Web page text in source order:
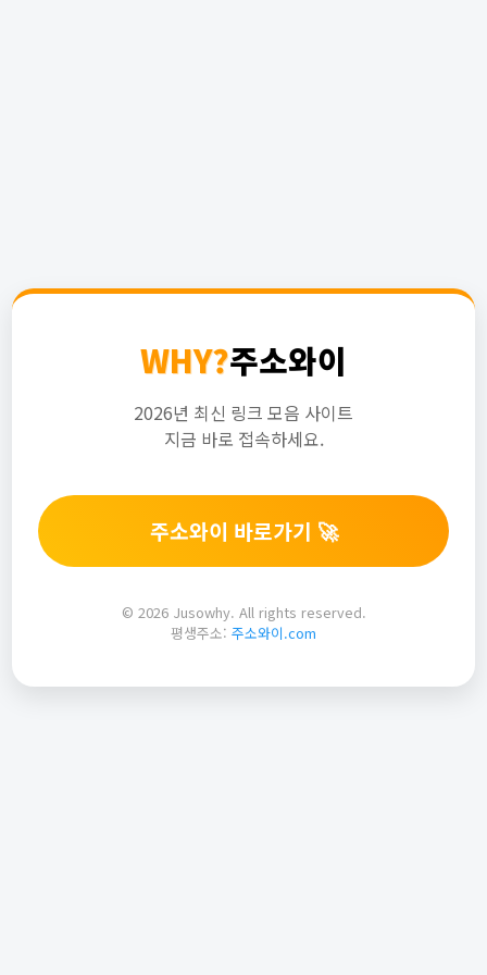
WHY?주소와이
2026년 최신 링크 모음 사이트
지금 바로 접속하세요.
주소와이 바로가기 🚀
© 2026 Jusowhy. All rights reserved.
평생주소: 주소와이.com